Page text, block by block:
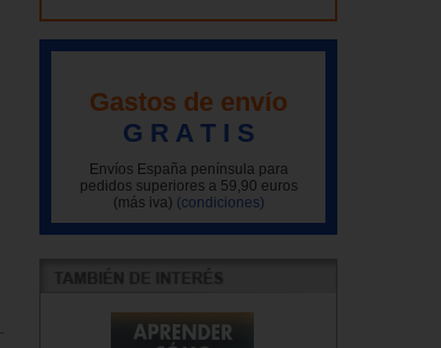
Gastos de envío
G R A T I S
Envíos España península para
pedidos superiores a 59,90 euros
(más iva) (condiciones)